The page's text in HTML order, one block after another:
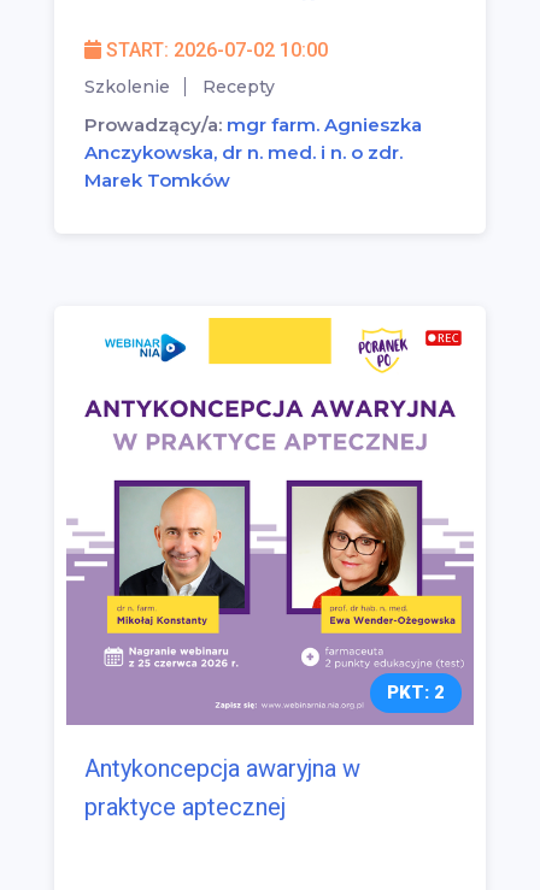
START: 2026-07-02 10:00
Szkolenie Recepty
Prowadzący/a: mgr farm. Agnieszka
Anczykowska, dr n. med. i n. o zdr.
Marek Tomków
PKT: 2
Antykoncepcja awaryjna w
praktyce aptecznej